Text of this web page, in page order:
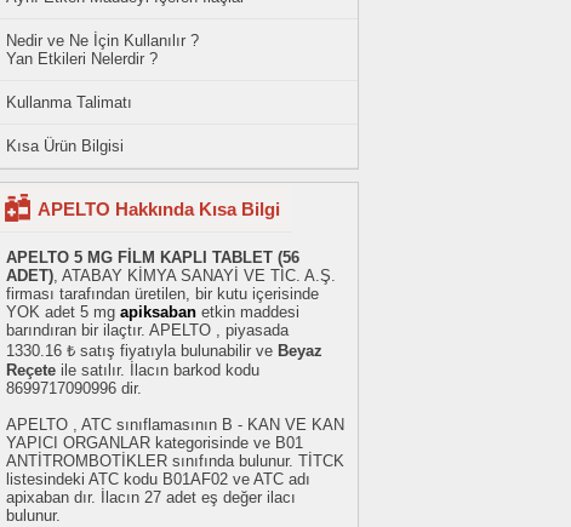
Nedir ve Ne İçin Kullanılır ?
Yan Etkileri Nelerdir ?
Kullanma Talimatı
Kısa Ürün Bilgisi
APELTO Hakkında Kısa Bilgi
APELTO 5 MG FİLM KAPLI TABLET (56
ADET), ATABAY KİMYA SANAYİ VE TİC. A.Ş.
firması tarafından üretilen, bir kutu içerisinde
YOK adet 5 mg apiksaban etkin maddesi
barındıran bir ilaçtır. APELTO , piyasada
1330.16 ₺ satış fiyatıyla bulunabilir ve Beyaz
Reçete ile satılır. İlacın barkod kodu
8699717090996 dir.
APELTO , ATC sınıflamasının B - KAN VE KAN
YAPICI ORGANLAR kategorisinde ve B01
ANTİTROMBOTİKLER sınıfında bulunur. TİTCK
listesindeki ATC kodu B01AF02 ve ATC adı
apixaban dır. İlacın 27 adet eş değer ilacı
bulunur.